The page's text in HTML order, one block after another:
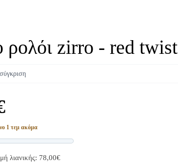
ρολόι zirro - red twist
1 τεμ ακόμα
λιανικής: 78,00€